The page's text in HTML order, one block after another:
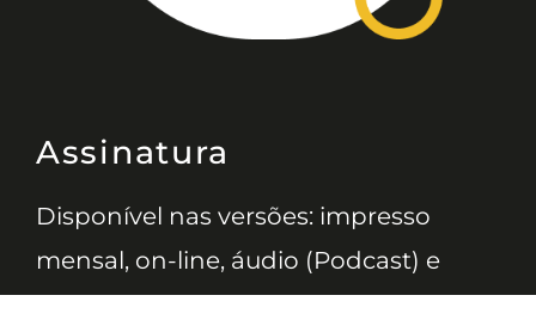
Assinatura
Disponível nas versões: impresso
mensal, on-line, áudio (Podcast) e
vídeo (YouTube).